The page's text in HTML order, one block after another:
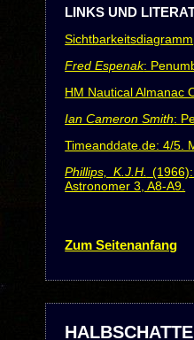
LINKS UND
Sichtbarkeitsdiagramm
Fred Espenak:
HM Nautical Almanac
Ian Cameron Smith:
Timeanddate.de: 4/5.
Phillips, K.J.H.
Astronomer 3, A8-A9.
Zum Seitenanfang